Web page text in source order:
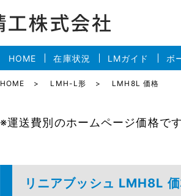
HOME 在庫状況 LMガイド ボ
HOME LMH-L形 LMH8L 価格
※運送費別のホームページ価格です
リニアブッシュ LMH8L